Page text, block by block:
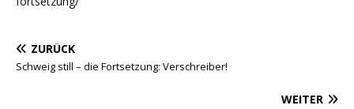
ZURÜCK
Schweig still – die Fortsetzung: Verschreiber!
WEITER